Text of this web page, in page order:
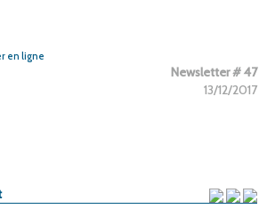
en ligne
Newsletter # 47
13/12/2017